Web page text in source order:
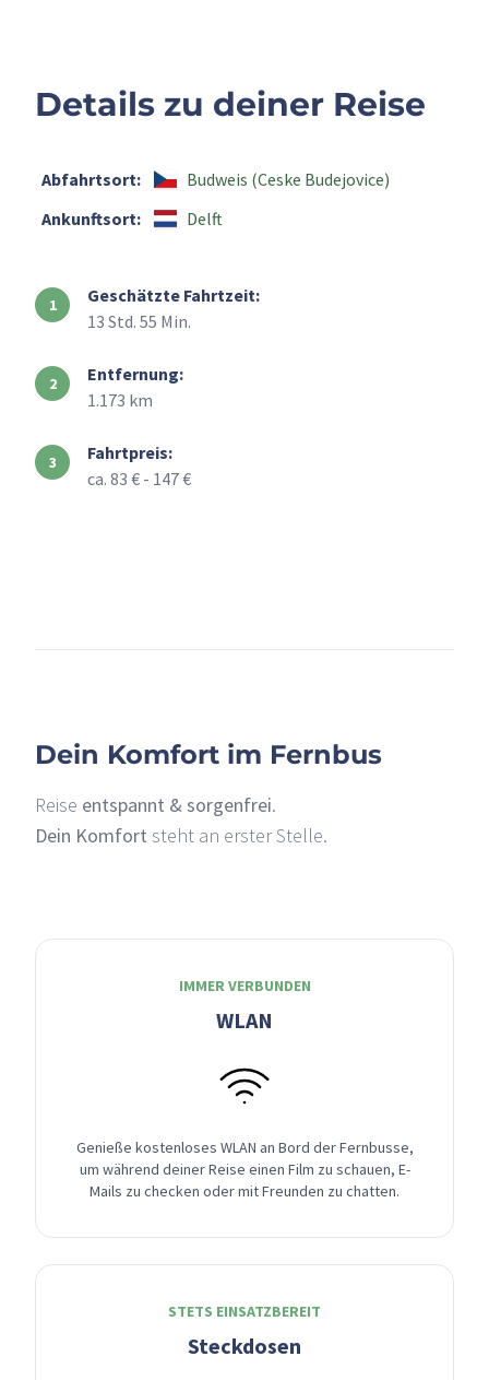
Details zu deiner Reise
Abfahrtsort:
Budweis (Ceske Budejovice)
Ankunftsort:
Delft
Geschätzte Fahrtzeit:
13 Std. 55 Min.
Entfernung:
1.173 km
Fahrtpreis:
ca. 83 € - 147 €
Dein Komfort im Fernbus
Reise entspannt & sorgenfrei.
Dein Komfort steht an erster Stelle.
IMMER VERBUNDEN
WLAN
Genieße kostenloses WLAN an Bord der Fernbusse,
um während deiner Reise einen Film zu schauen, E-
Mails zu checken oder mit Freunden zu chatten.
STETS EINSATZBEREIT
Steckdosen